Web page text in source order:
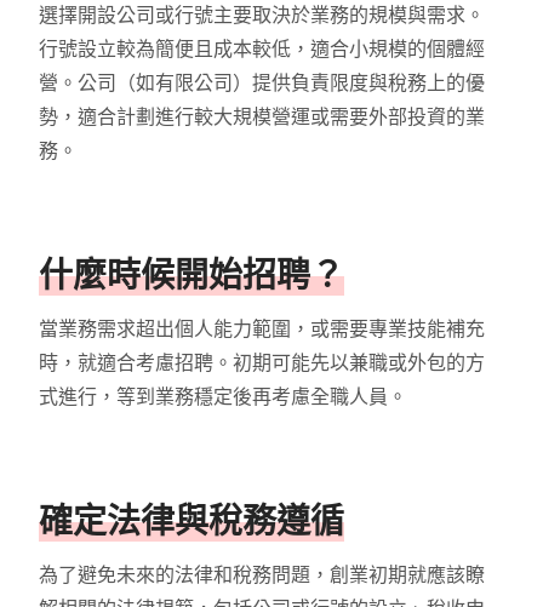
選擇開設公司或行號主要取決於業務的規模與需求。
行號設立較為簡便且成本較低，適合小規模的個體經
營。公司（如有限公司）提供負責限度與稅務上的優
勢，適合計劃進行較大規模營運或需要外部投資的業
務。
什麼時候開始招聘？
當業務需求超出個人能力範圍，或需要專業技能補充
時，就適合考慮招聘。初期可能先以兼職或外包的方
式進行，等到業務穩定後再考慮全職人員。
確定法律與稅務遵循
為了避免未來的法律和稅務問題，創業初期就應該瞭